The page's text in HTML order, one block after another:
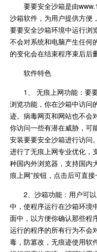
要要安全沙箱是由
沙箱软件，为用户提供方便
要要安全沙箱环境中运行浏
不会对系统和电脑产生任何
的变化会在结束程序束后后
软件特色
1、 无痕上网功能：要
浏览功能，你在沙箱中访问
迹。病毒网页和网站也不会
你访问一些有潜在威胁，可
安装要要安全沙箱进行访问
进行了无痕上网专业优化，
种国内外浏览器，支持国内
痕上网”按钮，点击后可直接
2、沙箱功能：用户可
中，使程序运行在沙箱环境
面中，以方便你确认那些程
运行的程序的所有行为不会
毒，防篡改，无痕迹使用软